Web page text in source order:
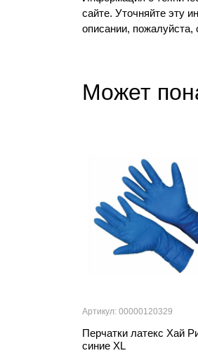
сайте. Уточняйте эту
описании,
Может
Артикул: 00000120329
Перчатки латекс Хай
синие ХL